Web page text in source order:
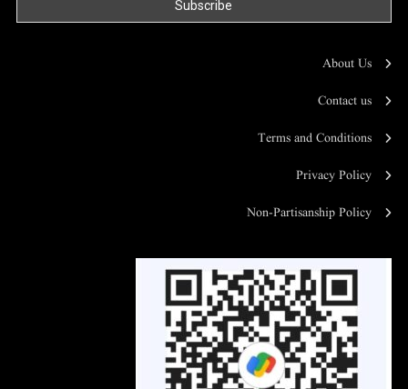
About Us
Contact us
Terms and Conditions
Privacy Policy
Non-Partisanship Policy